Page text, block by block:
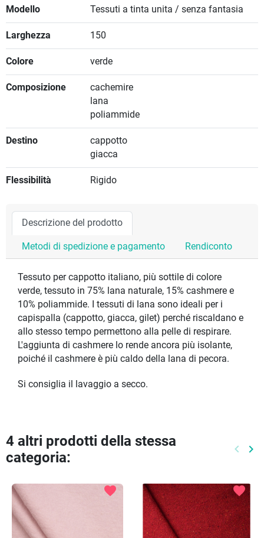
Modello Tessuti a tinta unita / senza fantasia
Larghezza 150
Colore verde
Composizione
cachemire
lana
poliammide
Destino
cappotto
giacca
Flessibilità Rigido
Descrizione del prodotto
Metodi di spedizione e pagamento Rendiconto
Tessuto per cappotto italiano, più sottile di colore
verde, tessuto in 75% lana naturale, 15% cashmere e
10% poliammide. I tessuti di lana sono ideali per i
capispalla (cappotto, giacca, gilet) perché riscaldano e
allo stesso tempo permettono alla pelle di respirare.
L'aggiunta di cashmere lo rende ancora più isolante,
poiché il cashmere è più caldo della lana di pecora.
Si consiglia il lavaggio a secco.
4 altri prodotti della stessa
categoria:
keyboard_arrow_left keyboard_arrow_right
favorite favorite